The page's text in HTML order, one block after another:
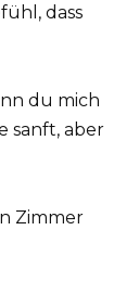
dass
du mich
sanft, aber
Zimmer